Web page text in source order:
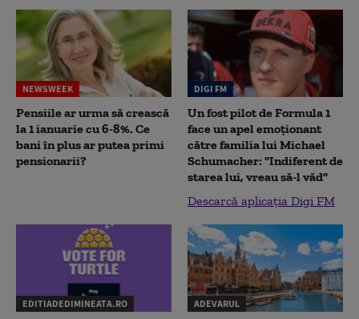
NEWSWEEK
Pensiile ar urma să crească
la 1 ianuarie cu 6-8%. Ce
bani în plus ar putea primi
pensionarii?
DIGI FM
Un fost pilot de Formula 1
face un apel emoționant
către familia lui Michael
Schumacher: "Indiferent de
starea lui, vreau să-l văd"
Descarcă aplicația Digi FM
EDITIADEDIMINEATA.RO ADEVARUL